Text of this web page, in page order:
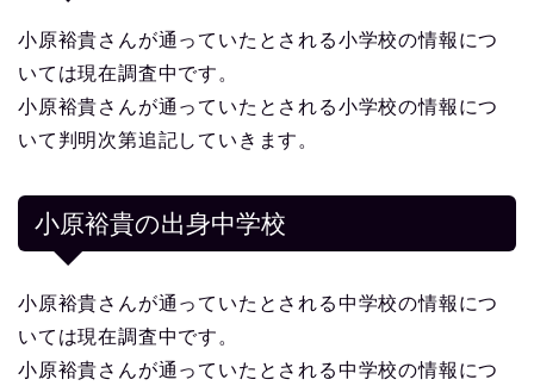
小原裕貴さんが通っていたとされる小学校の情報につ
いては現在調査中です。
小原裕貴さんが通っていたとされる小学校の情報につ
いて判明次第追記していきます。
小原裕貴の出身中学校
小原裕貴さんが通っていたとされる中学校の情報につ
いては現在調査中です。
小原裕貴さんが通っていたとされる中学校の情報につ